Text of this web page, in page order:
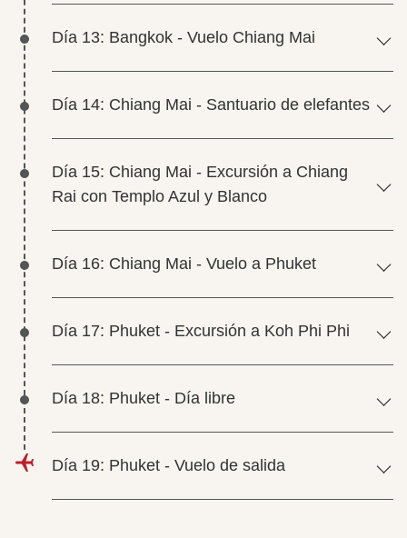
Día 13: Bangkok - Vuelo Chiang Mai
Día 14: Chiang Mai - Santuario de elefantes
Día 15: Chiang Mai - Excursión a Chiang
Rai con Templo Azul y Blanco
Día 16: Chiang Mai - Vuelo a Phuket
Día 17: Phuket - Excursión a Koh Phi Phi
Día 18: Phuket - Día libre
Día 19: Phuket - Vuelo de salida